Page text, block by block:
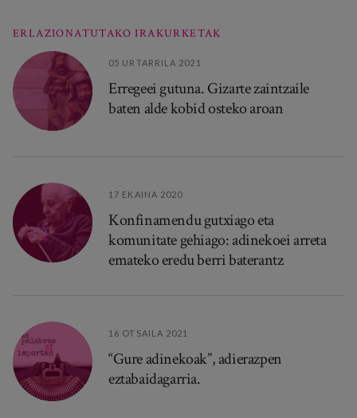
ERLAZIONATUTAKO IRAKURKETAK
05 URTARRILA 2021
Erregeei gutuna. Gizarte zaintzaile
baten alde kobid osteko aroan
17 EKAINA 2020
Konfinamendu gutxiago eta
komunitate gehiago: adinekoei arreta
emateko eredu berri baterantz
16 OTSAILA 2021
“Gure adinekoak”, adierazpen
eztabaidagarria.